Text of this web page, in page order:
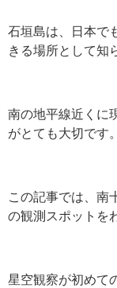
石垣島は、日本で
きる場所として知
南の地平線近くに
がとても大切です。
この記事では、南
の観測スポットを
星空観察が初めて